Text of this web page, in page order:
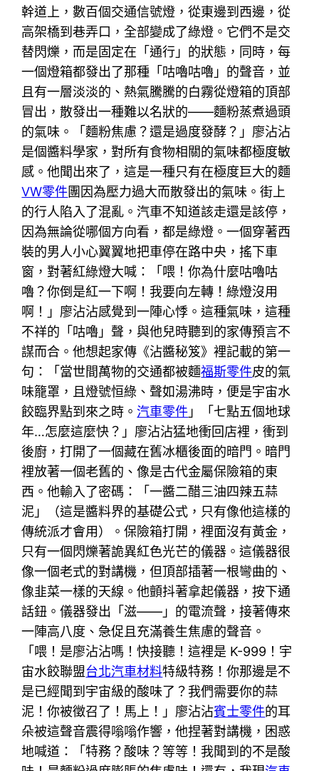
幹道上，數百個交通信號燈，從東邊到西邊，從
高架橋到巷弄口，全部變成了綠燈。它們不是交
替閃爍，而是固定在「通行」的狀態，同時，每
一個燈箱都發出了那種「咕嚕咕嚕」的聲音，並
且有一層淡淡的、熱氣騰騰的白霧從燈箱的頂部
冒出，散發出一種難以名狀的——麵粉蒸煮過頭
的氣味。「麵粉焦慮？還是過度發酵？」廖沾沾
是個醬料學家，對所有食物相關的氣味都極度敏
感。他聞出來了，這是一種只有在極度巨大的麵
VW零件團因為壓力過大而散發出的氣味。街上
的行人陷入了混亂。汽車不知道該走還是該停，
因為無論從哪個方向看，都是綠燈。一個穿著西
裝的男人小心翼翼地把車停在路中央，搖下車
窗，對著紅綠燈大喊：「喂！你為什麼咕嚕咕
嚕？你倒是紅一下啊！我要向左轉！綠燈沒用
啊！」廖沾沾感覺到一陣心悸。這種氣味，這種
不祥的「咕嚕」聲，與他兒時聽到的家傳預言不
謀而合。他想起家傳《沾醬秘笈》裡記載的第一
句：「當世間萬物的交通都被麵福斯零件皮的氣
味籠罩，且燈號恒綠、聲如湯沸時，便是宇宙水
餃臨界點到來之時。汽車零件 」「七點五個地球
年…怎麼這麼快？」廖沾沾猛地衝回店裡，衝到
後廚，打開了一個藏在舊冰櫃後面的暗門。暗門
裡放著一個老舊的、像是古代金屬保險箱的東
西。他輸入了密碼：「一醬二醋三油四辣五蒜
泥」（這是醬料界的基礎公式，只有像他這樣的
傳統派才會用）。保險箱打開，裡面沒有黃金，
只有一個閃爍著詭異紅色光芒的儀器。這儀器很
像一個老式的對講機，但頂部插著一根彎曲的、
像韭菜一樣的天線。他顫抖著拿起儀器，按下通
話鈕。儀器發出「滋——」的電流聲，接著傳來
一陣高八度、急促且充滿養生焦慮的聲音。
「喂！是廖沾沾嗎！快接聽！這裡是 K-999！宇
宙水餃聯盟台北汽車材料特級特務！你那邊是不
是已經聞到宇宙級的酸味了？我們需要你的蒜
泥！你被徵召了！馬上！」廖沾沾賓士零件的耳
朵被這聲音震得嗡嗡作響，他捏著對講機，困惑
地喊道：「特務？酸味？等等！我聞到的不是酸